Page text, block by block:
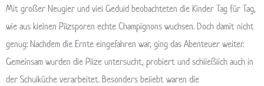
Mit großer Neugier und viel Geduld beobachteten die Kinder Tag für Tag,
wie aus kleinen Pilzsporen echte Champignons wuchsen. Doch damit nicht
genug: Nachdem die Ernte eingefahren war, ging das Abenteuer weiter.
Gemeinsam wurden die Pilze untersucht, probiert und schließlich auch in
der Schulküche verarbeitet. Besonders beliebt waren die